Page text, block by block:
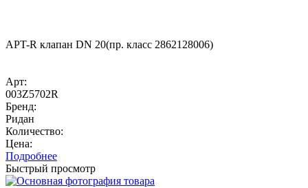
APT-R клапан DN 20(пр. класс 2862128006)
Арт:
003Z5702R
Бренд:
Ридан
Количество:
Цена:
Подробнее
Быстрый просмотр